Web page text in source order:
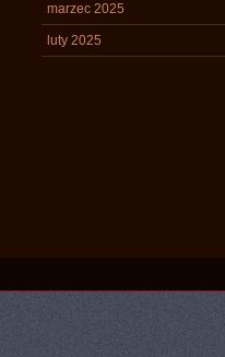
marzec 2025
luty 2025